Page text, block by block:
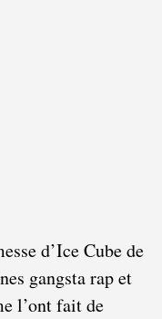
d’Ice Cube de
gangsta rap et
l’ont fait de